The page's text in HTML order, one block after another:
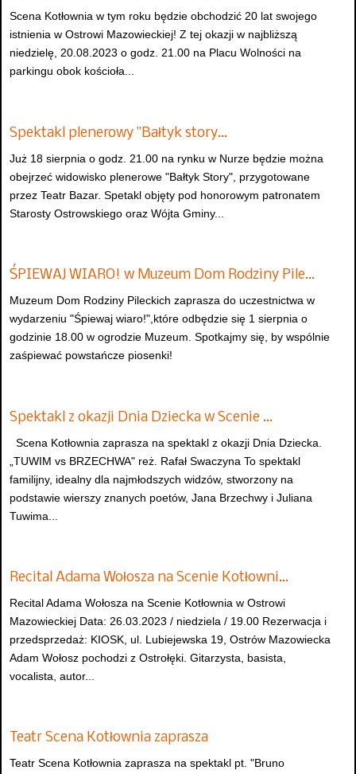
Scena Kotłownia w tym roku będzie obchodzić 20 lat swojego
istnienia w Ostrowi Mazowieckiej! Z tej okazji w najbliższą
niedzielę, 20.08.2023 o godz. 21.00 na Placu Wolności na
parkingu obok kościoła...
Spektakl plenerowy "Bałtyk story…
Już 18 sierpnia o godz. 21.00 na rynku w Nurze będzie można
obejrzeć widowisko plenerowe "Bałtyk Story", przygotowane
przez Teatr Bazar. Spetakl objęty pod honorowym patronatem
Starosty Ostrowskiego oraz Wójta Gminy...
ŚPIEWAJ WIARO! w Muzeum Dom Rodziny Pile…
Muzeum Dom Rodziny Pileckich zaprasza do uczestnictwa w
wydarzeniu "Śpiewaj wiaro!",które odbędzie się 1 sierpnia o
godzinie 18.00 w ogrodzie Muzeum. Spotkajmy się, by wspólnie
zaśpiewać powstańcze piosenki!
Spektakl z okazji Dnia Dziecka w Scenie …
Scena Kotłownia zaprasza na spektakl z okazji Dnia Dziecka.
„TUWIM vs BRZECHWA" reż. Rafał Swaczyna To spektakl
familijny, idealny dla najmłodszych widzów, stworzony na
podstawie wierszy znanych poetów, Jana Brzechwy i Juliana
Tuwima...
Recital Adama Wołosza na Scenie Kotłowni…
Recital Adama Wołosza na Scenie Kotłownia w Ostrowi
Mazowieckiej Data: 26.03.2023 / niedziela / 19.00 Rezerwacja i
przedsprzedaż: KIOSK, ul. Lubiejewska 19, Ostrów Mazowiecka
Adam Wołosz pochodzi z Ostrołęki. Gitarzysta, basista,
vocalista, autor...
Teatr Scena Kotłownia zaprasza
Teatr Scena Kotłownia zaprasza na spektakl pt. "Bruno